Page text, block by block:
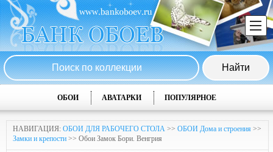
ОБОИ АВАТАРКИ ПОПУЛЯРНОЕ
НАВИГАЦИЯ: ОБОИ ДЛЯ РАБОЧЕГО СТОЛА >> ОБОИ Дома и строения >>
Замки и крепости >> Обои Замок Бори. Венгрия